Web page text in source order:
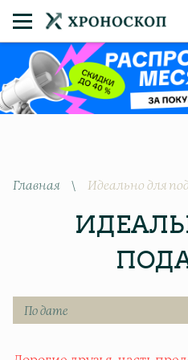
Главная \ Идеально для